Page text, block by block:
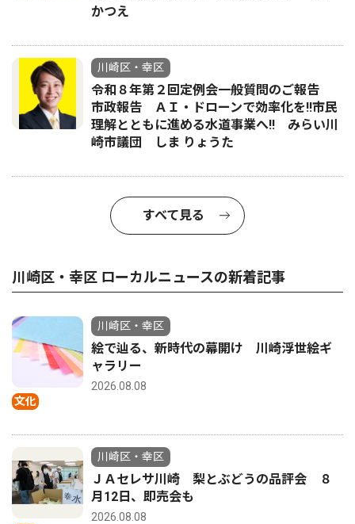
かつえ
川崎区・幸区
令和８年第２回定例会一般質問のご報告
市政報告 ＡＩ・ドローンで効率化を!!市民
理解とともに進める水道事業へ!! みらい川
崎市議団 しま りょうた
すべて見る
川崎区・幸区 ローカルニュースの新着記事
文化
川崎区・幸区
絵で辿る、新時代の幕開け 川崎浮世絵ギ
ャラリー
2026.08.08
川崎区・幸区
ＪＡセレサ川崎 梨とぶどうの品評会 ８
月12日、即売会も
2026.08.08